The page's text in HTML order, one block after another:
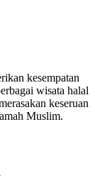
kesempatan
wisata halal
keseruan
Muslim.